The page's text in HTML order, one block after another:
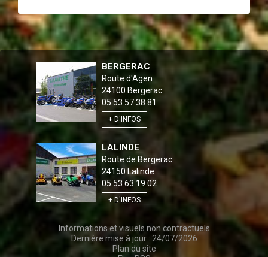
BERGERAC
Route d'Agen
24100 Bergerac
05 53 57 38 81
+ D'INFOS
LALINDE
Route de Bergerac
24150 Lalinde
05 53 63 19 02
+ D'INFOS
Informations et visuels non contractuels
Dernière mise à jour : 24/07/2026
Plan du site